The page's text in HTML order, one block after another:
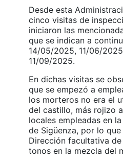
Desde esta
cinco visitas de
iniciaron las
que se indican a
14/05/2025, 11/06/
11/09/2025.
En dichas visitas se
que se empezó a
los morteros no era el
del castillo, más rojizo
locales empleadas en
de Sigüenza, por lo
Dirección facultativa
tonos en la mezcla del